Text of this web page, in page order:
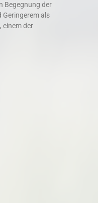
Begegnung der
Geringerem als
einem der